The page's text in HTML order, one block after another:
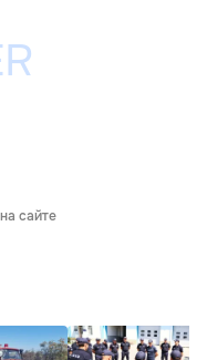
сайте